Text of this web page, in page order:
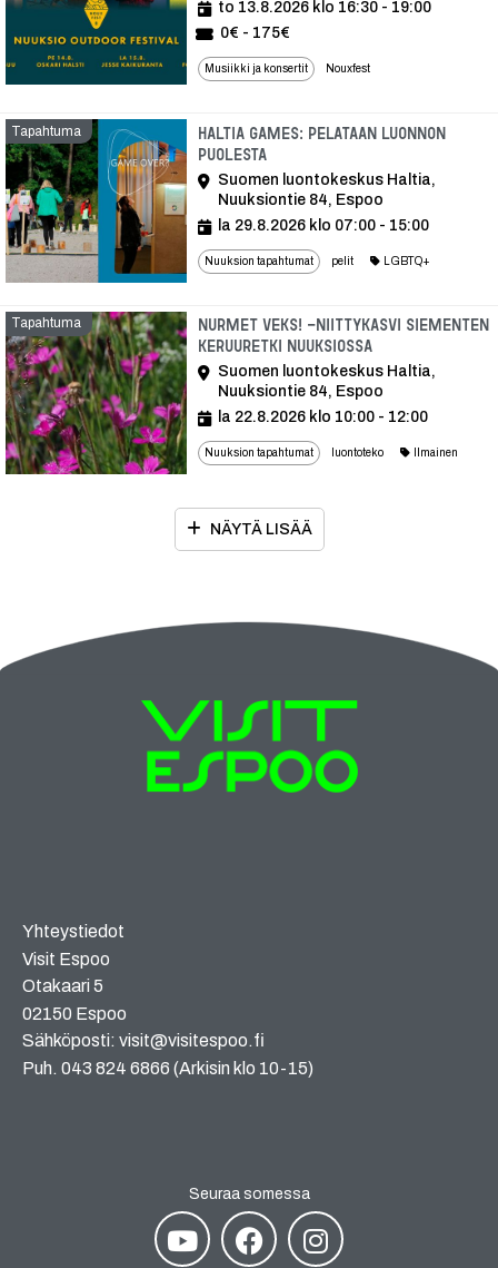
to 13.8.2026 klo 16:30 - 19:00
0€ - 175€
Musiikki ja konsertit Nouxfest
Tapahtuma
Haltia Games: Pelataan luonnon
puolesta
Suomen luontokeskus Haltia,
Nuuksiontie 84, Espoo
la 29.8.2026 klo 07:00 - 15:00
Nuuksion tapahtumat pelit LGBTQ+
Tapahtuma
Nurmet veks! -niittykasvi siementen
keruuretki Nuuksiossa
Suomen luontokeskus Haltia,
Nuuksiontie 84, Espoo
la 22.8.2026 klo 10:00 - 12:00
Nuuksion tapahtumat luontoteko Ilmainen
NÄYTÄ LISÄÄ
Yhteystiedot
Visit Espoo
Otakaari 5
02150 Espoo
Sähköposti: visit@visitespoo.fi
Puh. 043 824 6866 (Arkisin klo 10-15)
Seuraa somessa